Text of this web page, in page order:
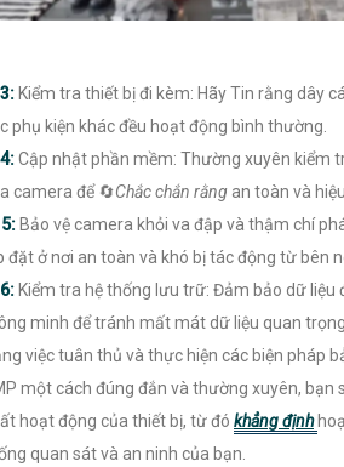
3: Kiểm tra thiết bị đi kèm: Hãy Tin rằng dây
phụ kiện khác đều hoạt động bình thường.
4:Cập nhật phần mềm: Thường xuyên kiểm
camera để 🔄Chắc chắn rằng an toàn và
5: Bảo vệ camera khỏi va đập và thậm chí
đặt ở nơi an toàn và khó bị tác động từ bên
6: Kiểm tra hệ thống lưu trữ: Đảm bảo dữ
minh để tránh mất mát dữ liệu quan
việc tuân thủ và thực hiện các biện pháp
một cách đúng đắn và thường xuyên, bạn
hoạt động của thiết bị, từ đó khẳng định
quan sát và an ninh của bạn.